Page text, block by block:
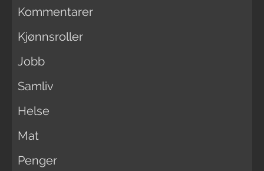
Kommentarer
Kjønnsroller
Jobb
Samliv
Helse
Mat
Penger